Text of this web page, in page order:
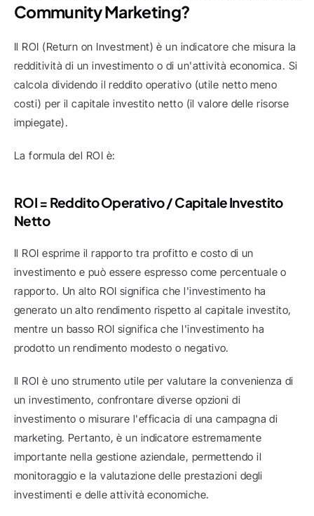
Community Marketing?
Il ROI (Return on Investment) è un indicatore che misura la
redditività di un investimento o di un'attività economica. Si
calcola dividendo il reddito operativo (utile netto meno
costi) per il capitale investito netto (il valore delle risorse
impiegate).
La formula del ROI è:
ROI = Reddito Operativo / Capitale Investito
Netto
Il ROI esprime il rapporto tra profitto e costo di un
investimento e può essere espresso come percentuale o
rapporto. Un alto ROI significa che l'investimento ha
generato un alto rendimento rispetto al capitale investito,
mentre un basso ROI significa che l'investimento ha
prodotto un rendimento modesto o negativo.
Il ROI è uno strumento utile per valutare la convenienza di
un investimento, confrontare diverse opzioni di
investimento o misurare l'efficacia di una campagna di
marketing. Pertanto, è un indicatore estremamente
importante nella gestione aziendale, permettendo il
monitoraggio e la valutazione delle prestazioni degli
investimenti e delle attività economiche.